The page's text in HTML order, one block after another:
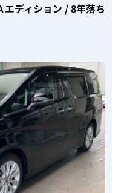
エディション / 8年落ち